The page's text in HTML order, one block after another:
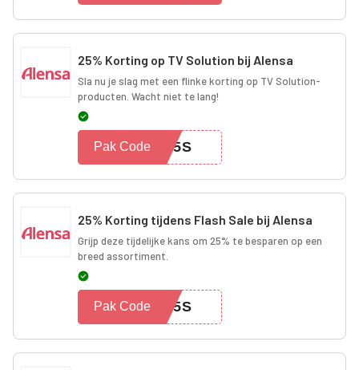
25% Korting op TV Solution bij Alensa
Sla nu je slag met een flinke korting op TV Solution-
producten. Wacht niet te lang!
N25S
Pak Code
25% Korting tijdens Flash Sale bij Alensa
Grijp deze tijdelijke kans om 25% te besparen op een
breed assortiment.
E25S
Pak Code